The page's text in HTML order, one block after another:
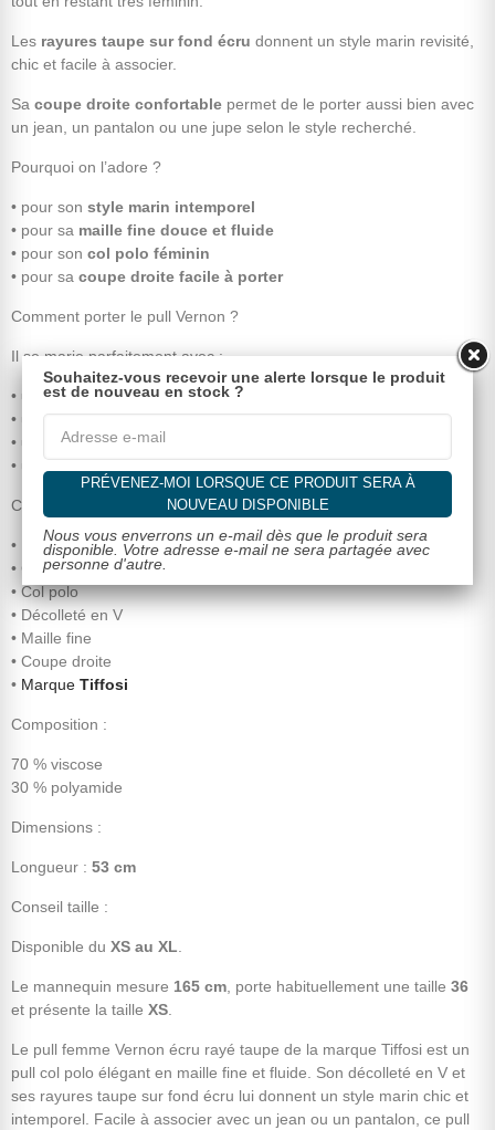
Les rayures taupe sur fond écru donnent un style marin revisité,
chic et facile à associer.
Sa coupe droite confortable permet de le porter aussi bien avec
un jean, un pantalon ou une jupe selon le style recherché.
Pourquoi on l’adore ?
• pour son style marin intemporel
• pour sa maille fine douce et fluide
• pour son col polo féminin
• pour sa coupe droite facile à porter
Comment porter le pull Vernon ?
Il se marie parfaitement avec :
• un jeanpour un look casual chic
• un pantalon beige ou écru pour une silhouette élégante
•
un shortpour une tenue estivale
• une jupe pour un style féminin moderne
Caractéristiques :
• Pull femme rayé
• Coloris écru rayé taupe
• Col polo
• Décolleté en V
• Maille fine
• Coupe droite
• Marque Tiffosi
Composition :
70 % viscose
30 % polyamide
Dimensions :
Longueur : 53 cm
Conseil taille :
Disponible du XS au XL
Le mannequin mesure 165 cm , porte habituellement une taille 36
et présente la taille XS
Le pull femme Vernon écru rayé taupe de la marque Tiffosi est un
pull col polo élégant en maille fine et fluide. Son décolleté en V et
ses rayures taupe sur fond écru lui donnent un style marin chic et
intemporel. Facile à associer avec un jean ou un pantalon, ce pull
Souhaitez-vous recevoir une alerte lorsque le produit
est de nouveau en stock ?
PRÉVENEZ-MOI LORSQUE CE PRODUIT SERA À
NOUVEAU DISPONIBLE
Nous vous enverrons un e-mail dès que le produit sera
disponible. Votre adresse e-mail ne sera partagée avec
personne d'autre.